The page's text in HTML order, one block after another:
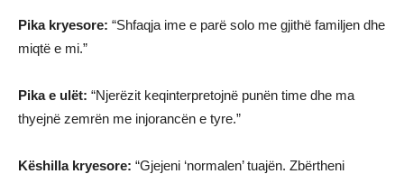
Pika kryesore: “Shfaqja ime e parë solo me gjithë familjen dhe
miqtë e mi.”
Pika e ulët: “Njerëzit keqinterpretojnë punën time dhe ma
thyejnë zemrën me injorancën e tyre.”
Këshilla kryesore: “Gjejeni ‘normalen’ tuajën. Zbërtheni